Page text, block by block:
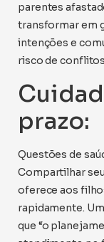
parentes
transformar em
intenções e
risco de
prazo:
Questões de
Compartilhar
oferece aos
rapidamente.
que “o